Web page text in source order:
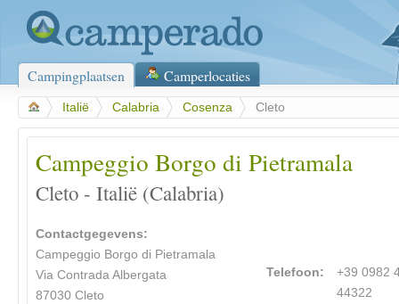
Campingplaatsen Camperlocaties
Italië Calabria Cosenza Cleto
Campeggio Borgo di Pietramala
Cleto - Italië (Calabria)
Contactgegevens:
Campeggio Borgo di Pietramala
Via Contrada Albergata
87030 Cleto
Telefoon:
+39 0982
44322